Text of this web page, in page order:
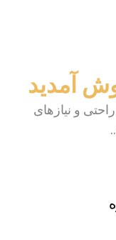
آمدید
و نیازهای